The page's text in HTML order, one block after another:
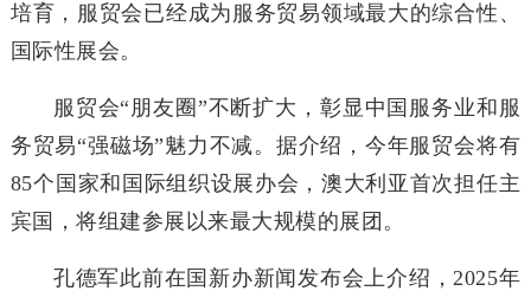
培育，服贸会已经成为服务贸易领域最大的综合性、
国际性展会。
服贸会“朋友圈”不断扩大，彰显中国服务业和服
务贸易“强磁场”魅力不减。据介绍，今年服贸会将有
85个国家和国际组织设展办会，澳大利亚首次担任主
宾国，将组建参展以来最大规模的展团。
孔德军此前在国新办新闻发布会上介绍，2025年